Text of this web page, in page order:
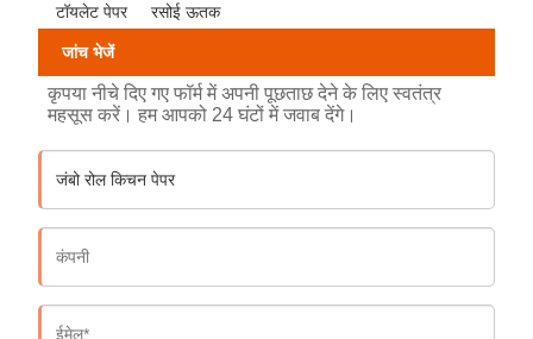
टॉयलेट पेपर
रसोई ऊतक
जांच भेजें
कृपया नीचे दिए गए फॉर्म में अपनी पूछताछ देने के लिए स्वतंत्र
महसूस करें। हम आपको 24 घंटों में जवाब देंगे।